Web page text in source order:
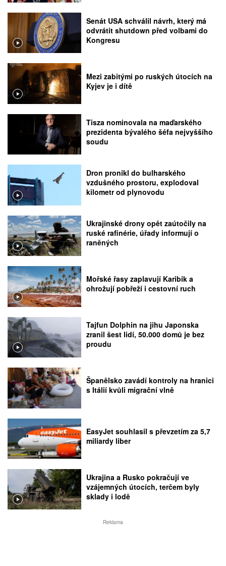
Senát USA schválil návrh, který má
odvrátit shutdown před volbami do
Kongresu
Mezi zabitými po ruských útocích na
Kyjev je i dítě
Tisza nominovala na maďarského
prezidenta bývalého šéfa nejvyššího
soudu
Dron pronikl do bulharského
vzdušného prostoru, explodoval
kilometr od plynovodu
Ukrajinské drony opět zaútočily na
ruské rafinérie, úřady informují o
raněných
Mořské řasy zaplavují Karibik a
ohrožují pobřeží i cestovní ruch
Tajfun Dolphin na jihu Japonska
zranil šest lidí, 50.000 domů je bez
proudu
Španělsko zavádí kontroly na hranici
s Itálií kvůli migrační vlně
EasyJet souhlasil s převzetím za 5,7
miliardy liber
Ukrajina a Rusko pokračují ve
vzájemných útocích, terčem byly
sklady i lodě
Reklama